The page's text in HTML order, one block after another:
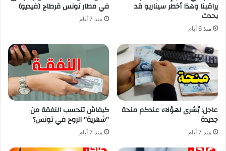
يراقبنا وهذا أخطر سيناريو قد
يحدث
منذ 6 أيام
في مطار تونس قرطاج (فيديو)
منذ 7 أيام
عاجل: بُشرى لهؤلاء عندكم منحة
جديدة
منذ 7 أيام
كيفاش تتحسب النفقة من
”شهرية” الزوج في تونس؟
منذ 7 أيام